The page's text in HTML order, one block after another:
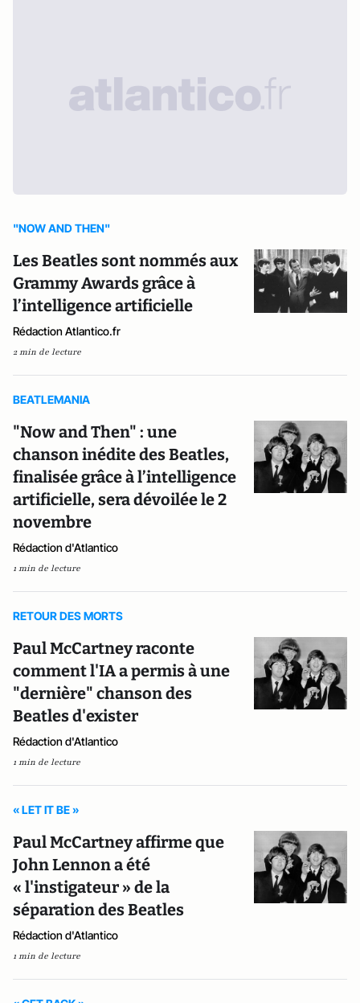
"NOW AND THEN"
Les Beatles sont nommés aux
Grammy Awards grâce à
l’intelligence artificielle
Rédaction Atlantico.fr
2 min de lecture
BEATLEMANIA
"Now and Then" : une
chanson inédite des Beatles,
finalisée grâce à l’intelligence
artificielle, sera dévoilée le 2
novembre
Rédaction d'Atlantico
1 min de lecture
RETOUR DES MORTS
Paul McCartney raconte
comment l'IA a permis à une
"dernière" chanson des
Beatles d'exister
Rédaction d'Atlantico
1 min de lecture
« LET IT BE »
Paul McCartney affirme que
John Lennon a été
« l'instigateur » de la
séparation des Beatles
Rédaction d'Atlantico
1 min de lecture